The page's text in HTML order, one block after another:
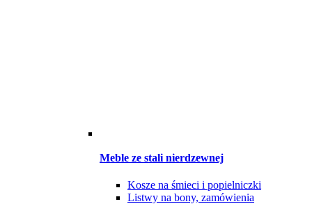
Meble ze stali nierdzewnej
Kosze na śmieci i popielniczki
Listwy na bony, zamówienia